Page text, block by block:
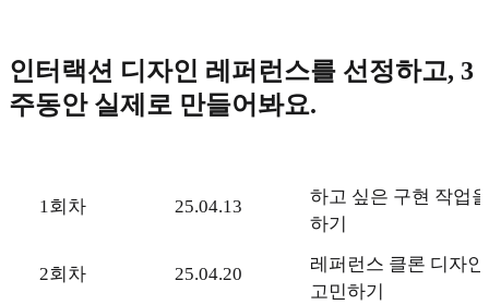
인터랙션 디자인 레퍼런스를 선정하고, 3
주동안 실제로 만들어봐요.
1회차 25.04.13
하고 싶은 구현 작업
하기
2회차 25.04.20
레퍼런스 클론 디자
고민하기